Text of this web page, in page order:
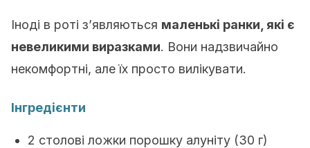
Іноді в роті з’являються маленькі ранки, які є
невеликими виразками. Вони надзвичайно
некомфортні, але їх просто вилікувати.
Інгредієнти
2 столові ложки порошку алуніту (30 г)